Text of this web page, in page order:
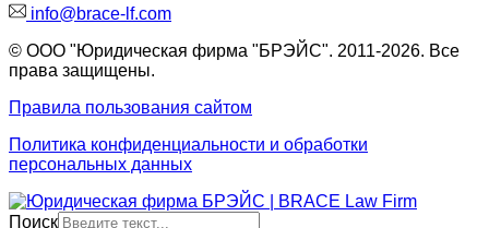
info@brace-lf.com
© ООО "Юридическая фирма "БРЭЙС". 2011-2026. Все
права защищены.
Правила пользования сайтом
Политика конфиденциальности и обработки
персональных данных
Поиск